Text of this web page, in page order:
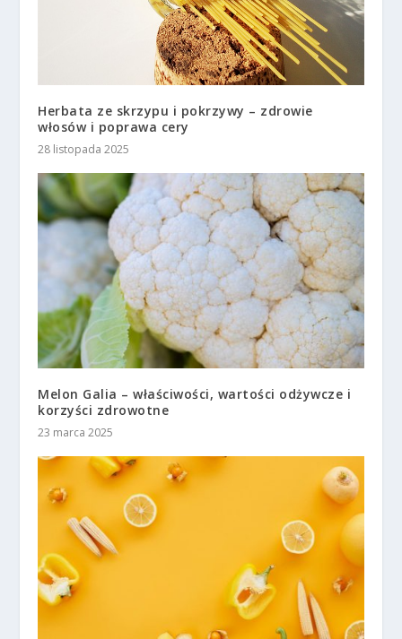
Herbata ze skrzypu i pokrzywy – zdrowie
włosów i poprawa cery
28 listopada 2025
Melon Galia – właściwości, wartości odżywcze i
korzyści zdrowotne
23 marca 2025